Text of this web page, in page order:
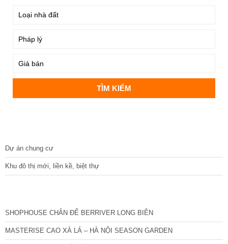
Dự án chung cư
Khu đô thị mới, liền kề, biệt thự
SHOPHOUSE CHÂN ĐẾ BERRIVER LONG BIÊN
MASTERISE CAO XÀ LÁ – HÀ NỘI SEASON GARDEN